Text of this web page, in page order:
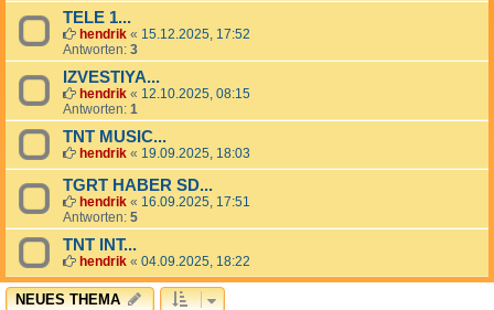
TELE 1...
hendrik « 15.12.2025, 17:52
Antworten: 3
IZVESTIYA...
hendrik « 12.10.2025, 08:15
Antworten: 1
TNT MUSIC...
hendrik « 19.09.2025, 18:03
TGRT HABER SD...
hendrik « 16.09.2025, 17:51
Antworten: 5
TNT INT...
hendrik « 04.09.2025, 18:22
NEUES THEMA